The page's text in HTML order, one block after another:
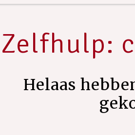
Zelfhulp:
Helaas